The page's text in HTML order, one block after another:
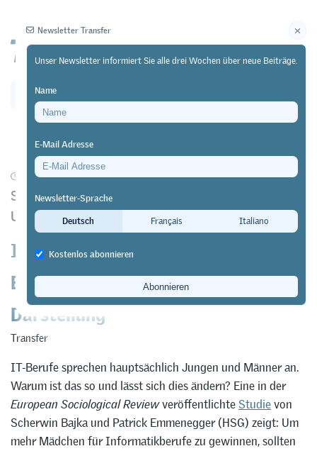
27/05/26 Forschung https://doi.org/10.64829/15671
Studie des Leading House GOVPET an der
Universität St. Gallen mit 2500 Jugendlichen
Interesse von Mädchen an IT-
Berufen steigt bei realistischer
Darstellung
Transfer
IT-Berufe sprechen hauptsächlich Jungen und Männer an.
Warum ist das so und lässt sich dies ändern? Eine in der
European Sociological ReviewveröffentlichteStudievon
Scherwin Bajka und Patrick Emmenegger (HSG) zeigt: Um
mehr Mädchen für Informatikberufe zu gewinnen, sollten
Newsletter Transfer
Unser Newsletter informiert Sie alle drei Wochen über neue Beiträge.
Name
E-Mail Adresse
Newsletter-Sprache
Deutsch
Français Italiano
Kostenlos abonnieren